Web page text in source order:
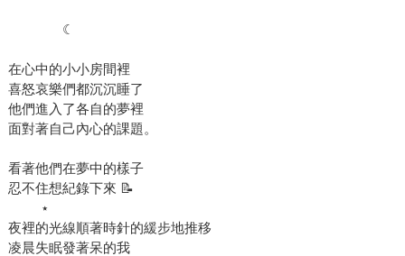
​ ​ ​ ​ ​ ​ ​ ​ ​ ​ ​ ​ ​ ​ ​ ☾
在心中的小小房間裡
喜怒哀樂們都沉沉睡了
他們進入了各自的夢裡
面對著自己內心的課題。
看著他們在夢中的樣子
忍不住想紀錄下來 📝
​ ​ ​ ​ ​ ​ ​ ​ ​ ⋆
夜裡的光線順著時針的緩步地推移
凌晨失眠發著呆的我